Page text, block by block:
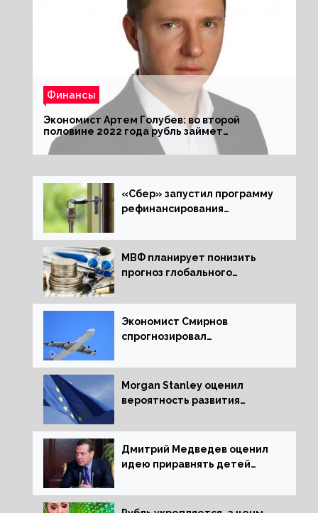
Финансы
Экономист Артем Голубев: во второй
половине 2022 года рубль займет
комфортный курс
«Сбер» запустил программу
рефинансирования
МВФ планирует понизить
прогноз глобального
следующем отчете
Экономист Смирнов
спрогнозировал
России
Morgan Stanley оценил
вероятность развития
Дмитрий Медведев оценил
идею приравнять детей